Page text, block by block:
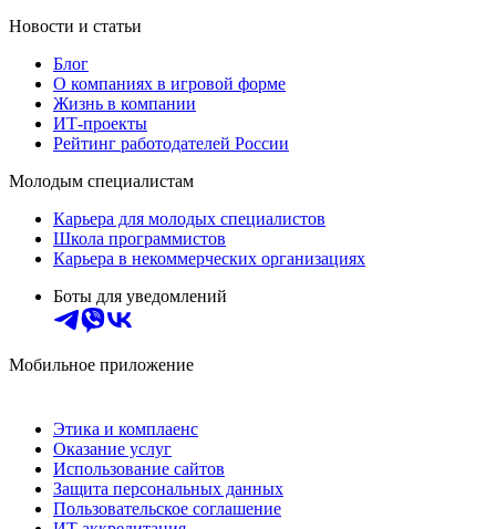
Новости и статьи
Блог
О компаниях в игровой форме
Жизнь в компании
ИТ-проекты
Рейтинг работодателей России
Молодым специалистам
Карьера для молодых специалистов
Школа программистов
Карьера в некоммерческих организациях
Боты для уведомлений
Мобильное приложение
Этика и комплаенс
Оказание услуг
Использование сайтов
Защита персональных данных
Пользовательское соглашение